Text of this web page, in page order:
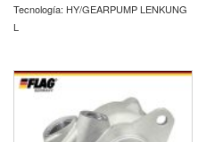
Tecnología: HY/GEARPUMP LENKUNG
L